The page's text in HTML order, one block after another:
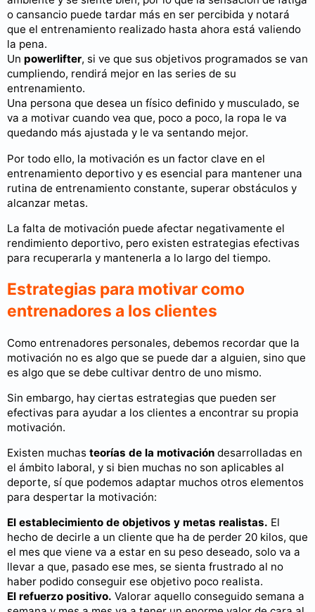
o cansancio puede tardar más en ser percibida y notará
que el entrenamiento realizado hasta ahora está valiendo
la pena.
Un powerlifter, si ve que sus objetivos programados se van
cumpliendo, rendirá mejor en las series de su
entrenamiento.
Una persona que desea un físico definido y musculado, se
va a motivar cuando vea que, poco a poco, la ropa le va
quedando más ajustada y le va sentando mejor.
Por todo ello, la motivación es un factor clave en el
entrenamiento deportivo y es esencial para mantener una
rutina de entrenamiento constante, superar obstáculos y
alcanzar metas.
La falta de motivación puede afectar negativamente el
rendimiento deportivo, pero existen estrategias efectivas
para recuperarla y mantenerla a lo largo del tiempo.
Estrategias para motivar como
entrenadores a los clientes
Como entrenadores personales, debemos recordar que la
motivación no es algo que se puede dar a alguien, sino que
es algo que se debe cultivar dentro de uno mismo.
Sin embargo, hay ciertas estrategias que pueden ser
efectivas para ayudar a los clientes a encontrar su propia
motivación.
Existen muchas teorías de la motivación desarrolladas en
el ámbito laboral, y si bien muchas no son aplicables al
deporte, sí que podemos adaptar muchos otros elementos
para despertar la motivación:
El establecimiento de objetivos y metas realistas. El
hecho de decirle a un cliente que ha de perder 20 kilos, que
el mes que viene va a estar en su peso deseado, solo va a
llevar a que, pasado ese mes, se sienta frustrado al no
haber podido conseguir ese objetivo poco realista.
El refuerzo positivo. Valorar aquello conseguido semana a